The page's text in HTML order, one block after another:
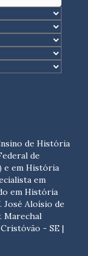
de História
de
e em História
em
em História
Aloísio de
Marechal
- SE |